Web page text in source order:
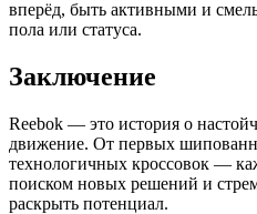
вперёд, быть активными и
пола или статуса.
Заключение
Reebok — это история о
движение. От первых
технологичных кроссовок —
поиском новых решений и
раскрыть потенциал.